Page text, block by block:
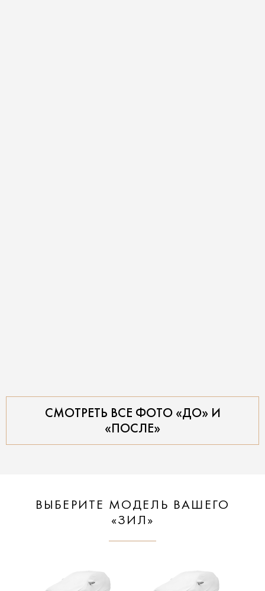
СМОТРЕТЬ ВСЕ ФОТО «ДО» И
«ПОСЛЕ»
ВЫБЕРИТЕ МОДЕЛЬ ВАШЕГО
«ЗИЛ»